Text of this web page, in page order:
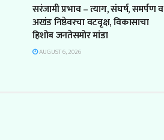
सरंजामी प्रभाव – त्याग, संघर्ष, समर्पण व
अखंड निष्ठेवरचा वटवृक्ष, विकासाचा
हिशोब जनतेसमोर मांडा
AUGUST 6, 2026